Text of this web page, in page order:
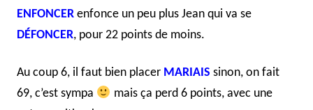
ENFONCER enfonce un peu plus Jean qui va se
DÉFONCER, pour 22 points de moins.
Au coup 6, il faut bien placer MARIAIS sinon, on fait
69, c’est sympa
mais ça perd 6 points, avec une